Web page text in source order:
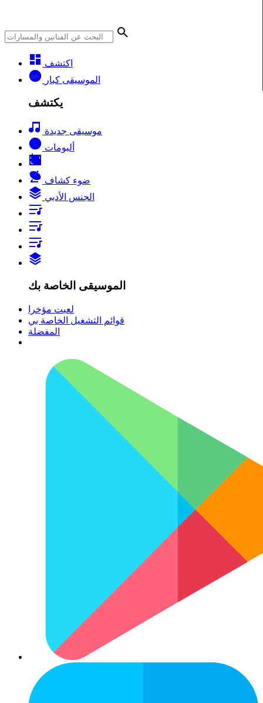
اكتشف
الموسيقى كبار
يكتشف
موسيقى جديدة
ألبومات
ضوء كشاف
الجنس الأدبي
الموسيقى الخاصة بك
لعبت مؤخرا
قوائم التشغيل الخاصة بي
المفضلة